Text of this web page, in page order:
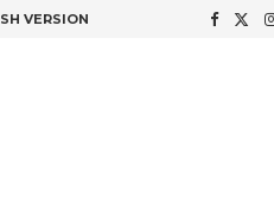
VERSION